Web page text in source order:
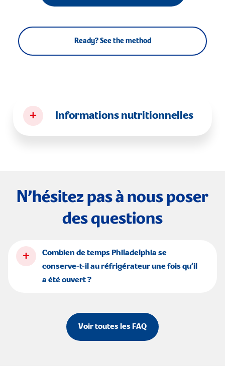
Ready? See the method
+ Informations nutritionnelles
N’hésitez pas à nous poser
des questions
+
Combien de temps Philadelphia se
conserve-t-il au réfrigérateur une fois qu’il
a été ouvert ?
Voir toutes les FAQ